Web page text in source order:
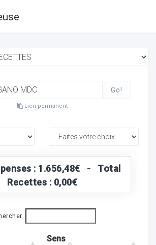
Go!
Lien permanent
: 1.656,48€ - Total
Recettes : 0,00€
Sens